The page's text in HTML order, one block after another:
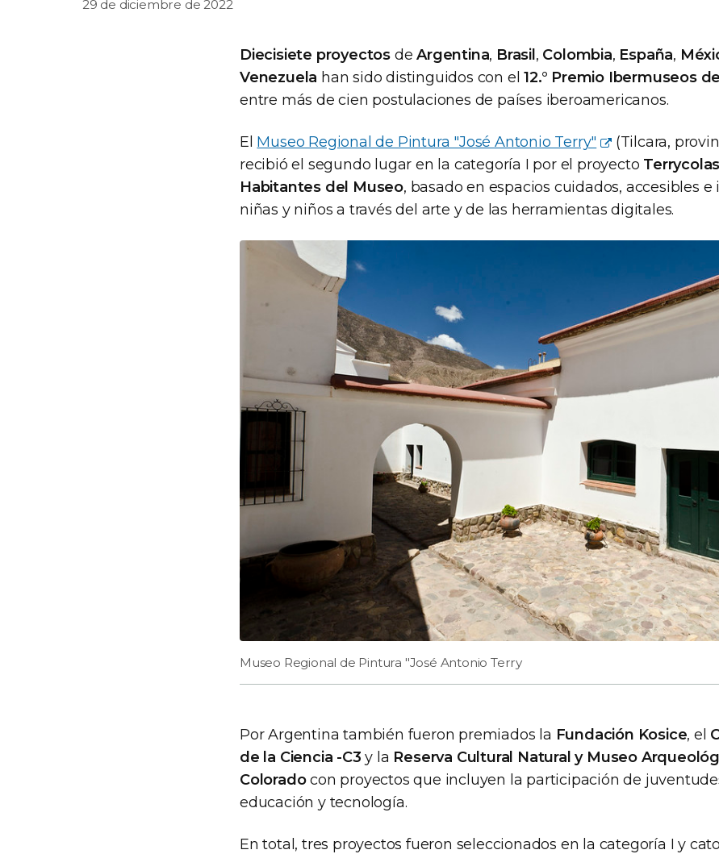
29 de diciembre de 2022
Diecisiete proyectos deArgentina, Brasil , Colombia, España,
Venezuela han sido distinguidos con el12.° Premio Ibermuseos
entre más de cien postulaciones de países iberoamericanos.
El Museo Regional de Pintura "José Antonio Terry"
(Tilcara,
recibió el segundo lugar en la categoría I por el proyecto
Habitantes del Museo, basado en espacios cuidados, accesibles e
niñas y niños a través del arte y de las herramientas digitales.
Museo Regional de Pintura "José Antonio Terry
Por Argentina también fueron premiados la Fundación Kosice, el
de la Ciencia -C3 y la Reserva Cultural Natural y Museo
Coloradocon proyectos que incluyen la participación de
educación y tecnología.
En total, tres proyectos fueron seleccionados en la categoría I y